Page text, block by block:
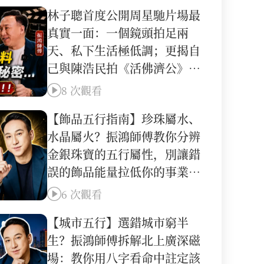
林子聰首度公開周星馳片場最
真實一面：一個鏡頭拍足兩
天、私下生活極低調；更揭自
己與陳浩民拍《活佛濟公》的
離奇命運巧合｜林子聰×振鴻
8 次觀看
【飾品五行指南】珍珠屬水、
水晶屬火？振鴻師傅教你分辨
金銀珠寶的五行屬性，別讓錯
誤的飾品能量拉低你的事業
運！6 次觀看
【城市五行】選錯城市窮半
生？振鴻師傅拆解北上廣深磁
場：教你用八字看命中註定該